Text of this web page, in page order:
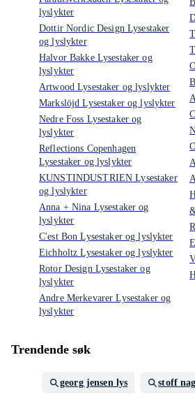
lyslykter
Dottir Nordic Design Lysestaker
og lyslykter
Halvor Bakke Lysestaker og
lyslykter
Artwood Lysestaker og lyslykter
Markslöjd Lysestaker og lyslykter
Nedre Foss Lysestaker og
lyslykter
Reflections Copenhagen
Lysestaker og lyslykter
KUNSTINDUSTRIEN Lysestaker
og lyslykter
Anna + Nina Lysestaker og
lyslykter
C'est Bon Lysestaker og lyslykter
Eichholtz Lysestaker og lyslykter
Rotor Design Lysestaker og
lyslykter
Andre Merkevarer Lysestaker og
lyslykter
Trendende søk
georg jensen lys stoff